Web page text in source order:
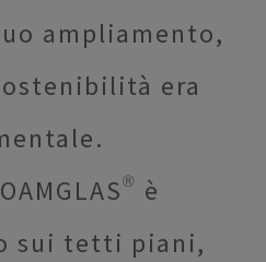
ampliamento,
era
è
sui tetti piani,